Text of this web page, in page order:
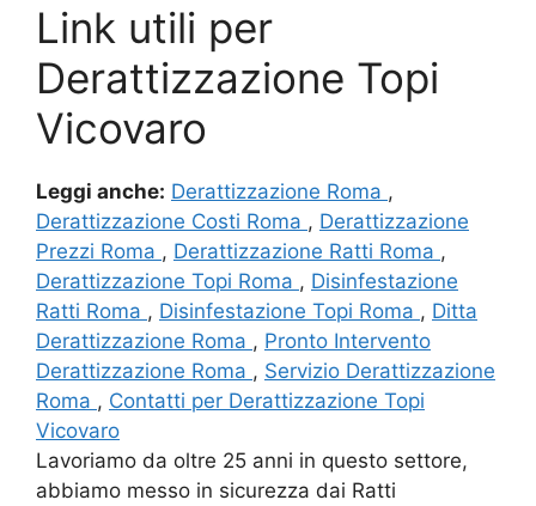
Link utili per
Derattizzazione Topi
Vicovaro
Leggi anche: Derattizzazione Roma ,
Derattizzazione Costi Roma , Derattizzazione
Prezzi Roma , Derattizzazione Ratti Roma ,
Derattizzazione Topi Roma , Disinfestazione
Ratti Roma , Disinfestazione Topi Roma , Ditta
Derattizzazione Roma , Pronto Intervento
Derattizzazione Roma , Servizio Derattizzazione
Roma , Contatti per Derattizzazione Topi
Vicovaro
Lavoriamo da oltre 25 anni in questo settore,
abbiamo messo in sicurezza dai Ratti